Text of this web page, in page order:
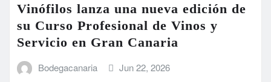
Vinófilos lanza una nueva edición de
su Curso Profesional de Vinos y
Servicio en Gran Canaria
Bodegacanaria Jun 22, 2026